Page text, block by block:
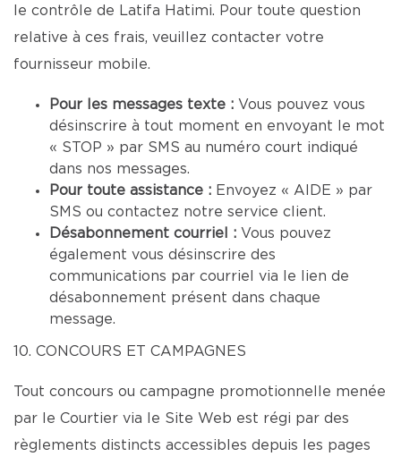
le contrôle de Latifa Hatimi. Pour toute question
relative à ces frais, veuillez contacter votre
fournisseur mobile.
Pour les messages texte : Vous pouvez vous
désinscrire à tout moment en envoyant le mot
« STOP » par SMS au numéro court indiqué
dans nos messages.
Pour toute assistance : Envoyez « AIDE » par
SMS ou contactez notre service client.
Désabonnement courriel : Vous pouvez
également vous désinscrire des
communications par courriel via le lien de
désabonnement présent dans chaque
message.
10. CONCOURS ET CAMPAGNES
Tout concours ou campagne promotionnelle menée
par le Courtier via le Site Web est régi par des
règlements distincts accessibles depuis les pages